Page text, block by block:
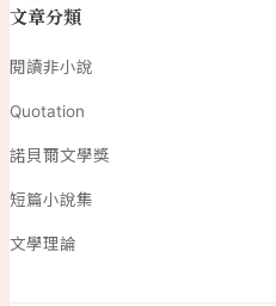
文章分類
閱讀非小說
Quotation
諾貝爾文學獎
短篇小說集
文學理論